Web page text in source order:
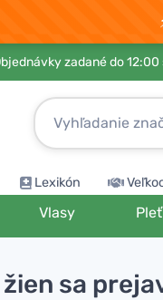
zadané do 12:00
Lexikón
Vlasy Pleť
sa